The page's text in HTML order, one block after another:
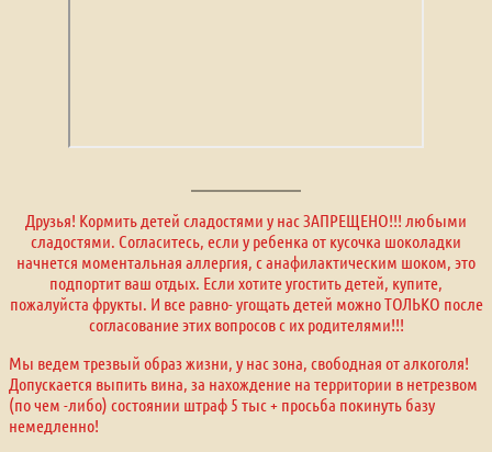
Друзья! Кормить детей сладостями у нас ЗАПРЕЩЕНО!!! любыми
сладостями. Согласитесь, если у ребенка от кусочка шоколадки
начнется моментальная аллергия, с анафилактическим шоком, это
подпортит ваш отдых. Если хотите угостить детей, купите,
пожалуйста фрукты. И все равно- угощать детей можно ТОЛЬКО после
согласование этих вопросов с их родителями!!!
Мы ведем трезвый образ жизни, у нас зона, свободная от алкоголя!
Допускается выпить вина, за нахождение на территории в нетрезвом
(по чем -либо) состоянии штраф 5 тыс + просьба покинуть базу
немедленно!